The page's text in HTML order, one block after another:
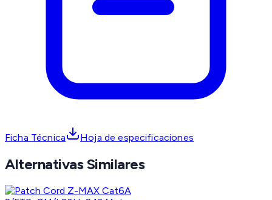
Ficha Técnica Hoja de especificaciones
Alternativas Similares